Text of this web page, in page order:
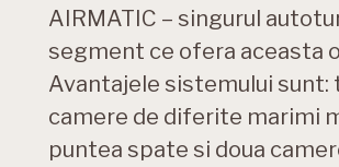
AIRMATIC – singurul
segment ce ofera aceasta
Avantajele sistemului sunt:
camere de diferite marimi
puntea spate si doua